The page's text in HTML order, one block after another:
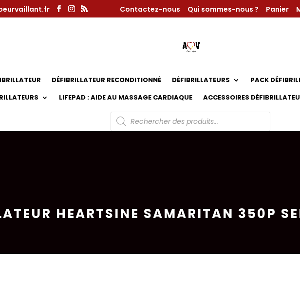
Contactez-nous Qui sommes-nous ? Panier
DÉFIBRILLATEUR RECONDITIONNÉ DÉFIBRILLATEURS
PACK
LIFEPAD : AIDE AU MASSAGE CARDIAQUE ACCESSOIRES
Recherche
de
produits
HEARTSINE SAMARITAN 350P